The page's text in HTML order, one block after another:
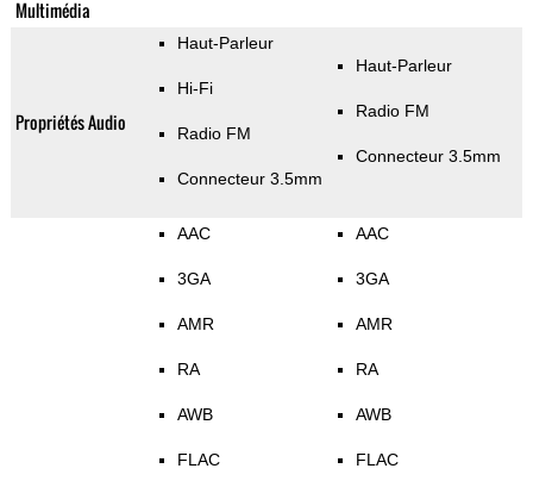
Multimédia
Propriétés Audio
Haut-Parleur
Hi-Fi
Radio FM
Connecteur 3.5mm
Haut-Parleur
Radio FM
Connecteur 3.5mm
AAC
3GA
AMR
RA
AWB
FLAC
AAC
3GA
AMR
RA
AWB
FLAC